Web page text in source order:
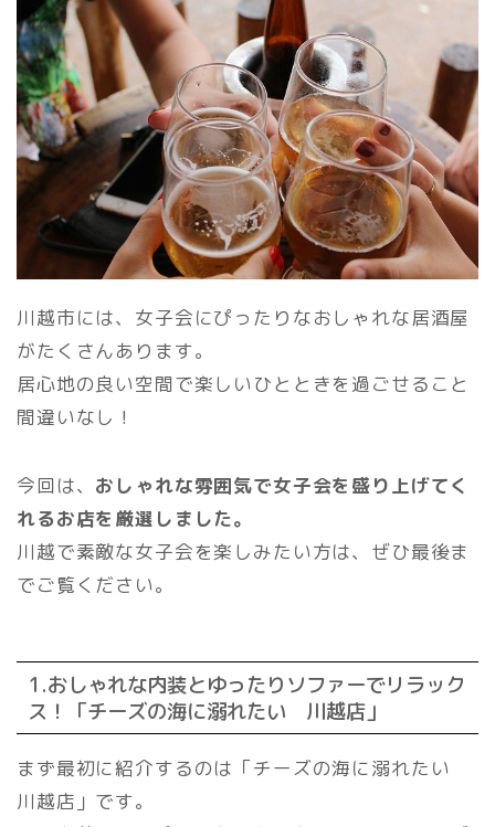
川越市には、女子会にぴったりなおしゃれな居酒屋
がたくさんあります。
居心地の良い空間で楽しいひとときを過ごせること
間違いなし！
今回は、 おしゃれな雰囲気で女子会を盛り上げてく
れるお店を厳選しました。
川越で素敵な女子会を楽しみたい方は、ぜひ最後ま
でご覧ください。
1.おしゃれな内装とゆったりソファーでリラック
ス！「チーズの海に溺れたい 川越店」
まず最初に紹介するのは「チーズの海に溺れたい
川越店」です。